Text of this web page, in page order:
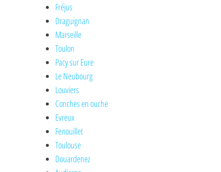
Fréjus
Draguignan
Marseille
Toulon
Pacy sur Eure
Le Neubourg
Louviers
Conches en ouche
Evreux
Fenouillet
Toulouse
Douardenez